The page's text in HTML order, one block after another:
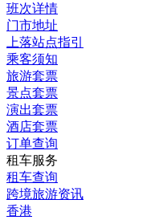
班次详情
门市地址
上落站点指引
乘客须知
旅游套票
景点套票
演出套票
酒店套票
订单查询
租车服务
租车查询
跨境旅游资讯
香港